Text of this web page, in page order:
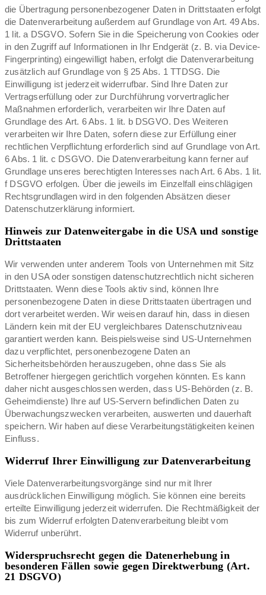
die Übertragung personenbezogener Daten in Drittstaaten erfolgt
die Datenverarbeitung außerdem auf Grundlage von Art. 49 Abs.
1 lit. a DSGVO. Sofern Sie in die Speicherung von Cookies oder
in den Zugriff auf Informationen in Ihr Endgerät (z. B. via Device-
Fingerprinting) eingewilligt haben, erfolgt die Datenverarbeitung
zusätzlich auf Grundlage von § 25 Abs. 1 TTDSG. Die
Einwilligung ist jederzeit widerrufbar. Sind Ihre Daten zur
Vertragserfüllung oder zur Durchführung vorvertraglicher
Maßnahmen erforderlich, verarbeiten wir Ihre Daten auf
Grundlage des Art. 6 Abs. 1 lit. b DSGVO. Des Weiteren
verarbeiten wir Ihre Daten, sofern diese zur Erfüllung einer
rechtlichen Verpflichtung erforderlich sind auf Grundlage von Art.
6 Abs. 1 lit. c DSGVO. Die Datenverarbeitung kann ferner auf
Grundlage unseres berechtigten Interesses nach Art. 6 Abs. 1 lit.
f DSGVO erfolgen. Über die jeweils im Einzelfall einschlägigen
Rechtsgrundlagen wird in den folgenden Absätzen dieser
Datenschutzerklärung informiert.
Hinweis zur Datenweitergabe in die USA und sonstige
Drittstaaten
Wir verwenden unter anderem Tools von Unternehmen mit Sitz
in den USA oder sonstigen datenschutzrechtlich nicht sicheren
Drittstaaten. Wenn diese Tools aktiv sind, können Ihre
personenbezogene Daten in diese Drittstaaten übertragen und
dort verarbeitet werden. Wir weisen darauf hin, dass in diesen
Ländern kein mit der EU vergleichbares Datenschutzniveau
garantiert werden kann. Beispielsweise sind US-Unternehmen
dazu verpflichtet, personenbezogene Daten an
Sicherheitsbehörden herauszugeben, ohne dass Sie als
Betroffener hiergegen gerichtlich vorgehen könnten. Es kann
daher nicht ausgeschlossen werden, dass US-Behörden (z. B.
Geheimdienste) Ihre auf US-Servern befindlichen Daten zu
Überwachungszwecken verarbeiten, auswerten und dauerhaft
speichern. Wir haben auf diese Verarbeitungstätigkeiten keinen
Einfluss.
Widerruf Ihrer Einwilligung zur Datenverarbeitung
Viele Datenverarbeitungsvorgänge sind nur mit Ihrer
ausdrücklichen Einwilligung möglich. Sie können eine bereits
erteilte Einwilligung jederzeit widerrufen. Die Rechtmäßigkeit der
bis zum Widerruf erfolgten Datenverarbeitung bleibt vom
Widerruf unberührt.
Widerspruchsrecht gegen die Datenerhebung in
besonderen Fällen sowie gegen Direktwerbung (Art.
21 DSGVO)